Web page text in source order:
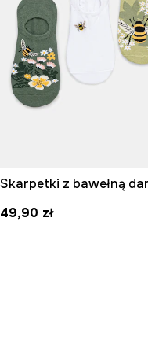
49,90 zł